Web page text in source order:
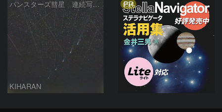
パンスターズ彗星 連続写真 再処理
KIHARAN
PR